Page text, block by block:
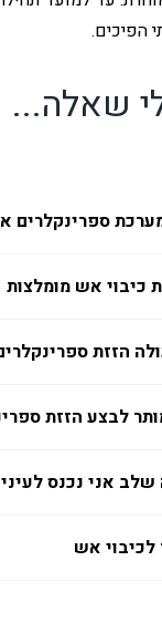
הפיכים.
שאלה...
ספרינקלרים
כיבוי אש מומלצות
הזזת
לבצע הזזת
אני נכנס
לכיבוי אש